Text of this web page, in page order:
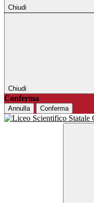
Chiudi
Chiudi
Conferma
Annulla Conferma